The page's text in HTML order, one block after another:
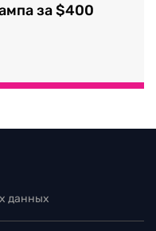
за $400
данных